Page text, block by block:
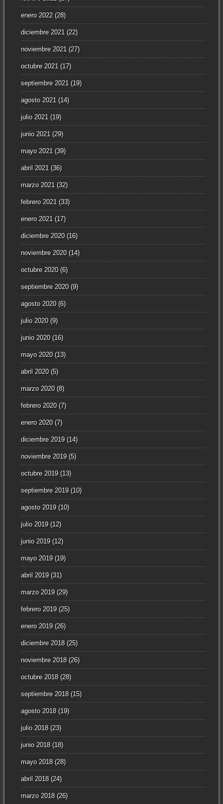
enero 2022(28)
diciembre 2021(22)
noviembre 2021(27)
octubre 2021(17)
septiembre 2021(19)
agosto 2021(14)
julio 2021(19)
junio 2021(29)
mayo 2021(39)
abril 2021(36)
marzo 2021(32)
febrero 2021(33)
enero 2021(17)
diciembre 2020(16)
noviembre 2020(14)
octubre 2020(6)
septiembre 2020(9)
agosto 2020(6)
julio 2020(9)
junio 2020(16)
mayo 2020(13)
abril 2020(5)
marzo 2020(8)
febrero 2020(7)
enero 2020(7)
diciembre 2019(14)
noviembre 2019(5)
octubre 2019(13)
septiembre 2019(10)
agosto 2019(10)
julio 2019(12)
junio 2019(12)
mayo 2019(19)
abril 2019(31)
marzo 2019(29)
febrero 2019(25)
enero 2019(26)
diciembre 2018(25)
noviembre 2018(26)
octubre 2018(28)
septiembre 2018(15)
agosto 2018(19)
julio 2018(23)
junio 2018(18)
mayo 2018(28)
abril 2018(24)
marzo 2018(26)